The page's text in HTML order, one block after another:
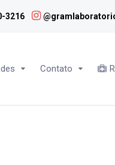
3216
Contato